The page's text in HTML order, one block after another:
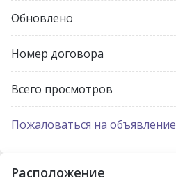
Расположение
Обновлено
Номер договора
Всего просмотров
Пожаловаться на объявление